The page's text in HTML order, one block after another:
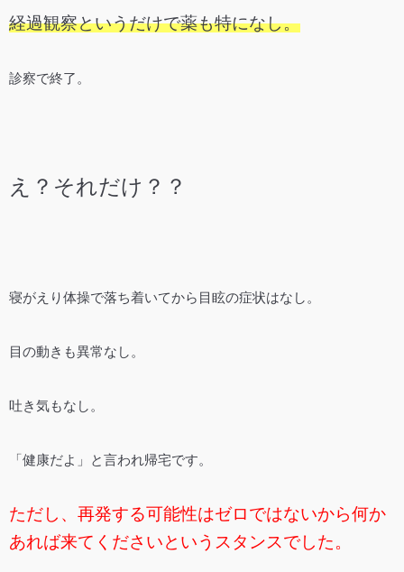
経過観察というだけで薬も特になし。
診察で終了。
え？それだけ？？
寝がえり体操で落ち着いてから目眩の症状はなし。
目の動きも異常なし。
吐き気もなし。
「健康だよ」と言われ帰宅です。
ただし、再発する可能性はゼロではないから何か
あれば来てくださいというスタンスでした。